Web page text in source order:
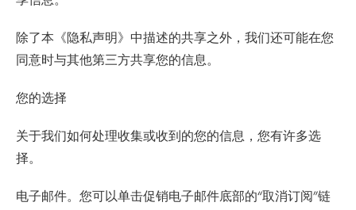
除了本《隐私声明》中描述的共享之外，我们还可能在您
同意时与其他第三方共享您的信息。
您的选择
关于我们如何处理收集或收到的您的信息，您有许多选
择。
电子邮件。您可以单击促销电子邮件底部的“取消订阅”链